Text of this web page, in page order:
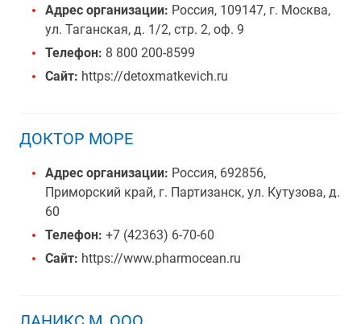
Адрес организации: Россия, 109147, г. Москва,
ул. Таганская, д. 1/2, стр. 2, оф. 9
Телефон: 8 800 200-8599
Сайт: https://detoxmatkevich.ru
ДОКТОР МОРЕ
Адрес организации: Россия, 692856,
Приморский край, г. Партизанск, ул. Кутузова, д.
60
Телефон: +7 (42363) 6-70-60
Сайт: https://www.pharmocean.ru